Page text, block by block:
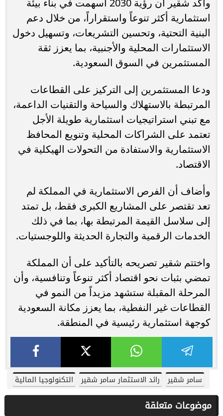
وأكد شقير أن رؤية 2030 أسهمت في بناء بيئة
استثمارية أكثر تنوعاً واستقراراً، من خلال دعم
البنية التحتية، وتحسين التشريعات، وتسهيل دخول
الاستثمارات المحلية والأجنبية، بما يعزز ثقة
المستثمرين في السوق السعودية.
ودعا المستثمرين إلى التركيز على القطاعات
المرتبطة بالاستهلاك والسياحة والتقنيات الداعمة،
مع تبني استراتيجيات استثمارية طويلة الأجل
تعتمد على الشراكات المحلية وتنويع المحافظ
الاستثمارية والاستفادة من التحولات الهيكلية في
الاقتصاد.
وأضاف أن الفرص الاستثمارية في المملكة لم
تعد تقتصر على المشاريع الكبرى فقط، بل تمتد
إلى سلاسل القيمة المرتبطة بها، بما في ذلك
الخدمات الرقمية والتجارة الحديثة واللوجستيات.
واختتم شقير تصريحه بالتأكيد على أن المملكة
تمضي بثبات نحو اقتصاد أكثر تنوعاً وتنافسية، وأن
المرحلة المقبلة ستشهد مزيداً من النمو في
القطاعات غير النفطية، بما يعزز مكانة السعودية
كوجهة استثمارية رئيسية في المنطقة.
سامر شقير رائد الاستثمار سامر شقير التكنولوجيا المالية
موضوعات متعلقة